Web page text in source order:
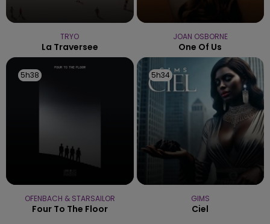
TRYO
La Traversee
JOAN OSBORNE
One Of Us
5h38
5h38
OFENBACH & STARSAILOR
Four To The Floor
5h34
5h34
GIMS
Ciel